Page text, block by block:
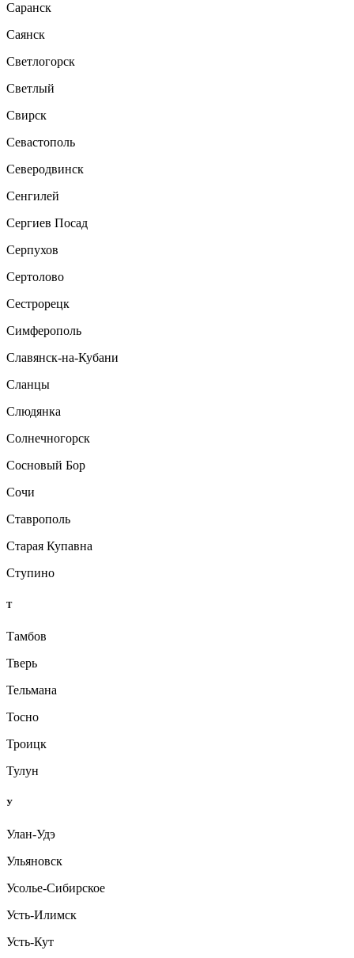
Саранск
Саянск
Светлогорск
Светлый
Свирск
Севастополь
Северодвинск
Сенгилей
Сергиев Посад
Серпухов
Сертолово
Сестрорецк
Симферополь
Славянск-на-Кубани
Сланцы
Слюдянка
Солнечногорск
Сосновый Бор
Сочи
Ставрополь
Старая Купавна
Ступино
Т
Тамбов
Тверь
Тельмана
Тосно
Троицк
Тулун
У
Улан-Удэ
Ульяновск
Усолье-Сибирское
Усть-Илимск
Усть-Кут